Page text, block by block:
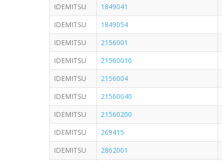
IDEMITSU
1849041
IDEMITSU
1849054
IDEMITSU
2156001
IDEMITSU
21560010
IDEMITSU
2156004
IDEMITSU
21560040
IDEMITSU
21560200
IDEMITSU
269415
IDEMITSU
2862001